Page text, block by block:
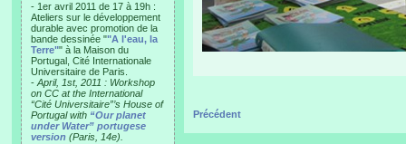
- 1er avril 2011 de 17 à 19h :
Ateliers sur le développement
durable avec promotion de la
bande dessinée ""A l'eau, la
Terre"" à la Maison du
Portugal, Cité Internationale
Universitaire de Paris.
- April, 1st, 2011 : Workshop
on CC at the International
“Cité Universitaire”’s House of
Portugal with “Our planet
under Water” portugese
version (Paris, 14e).
Précédent